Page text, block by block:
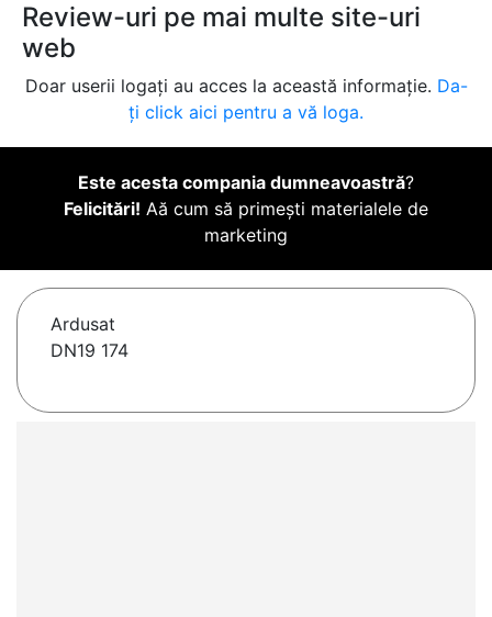
Review-uri pe mai multe site-uri
web
Doar userii logați au acces la această informație. Da-
ți click aici pentru a vă loga.
Este acesta compania dumneavoastră?
Felicitări! Aă cum să primești materialele de
marketing
Ardusat
DN19 174